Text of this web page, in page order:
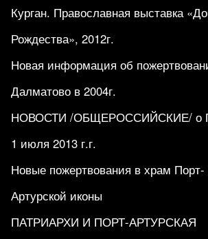
Курган. Православная выставка
Рождества», 2012г.
Новая информация об
Далматово в 2004г.
НОВОСТИ /ОБЩЕРОССИЙСКИЕ/ о
1 июля 2013 г.г.
Новые пожертвования в храм Порт-
Артурской иконы
ПАТРИАРХИ И ПОРТ-АРТУРСКАЯ